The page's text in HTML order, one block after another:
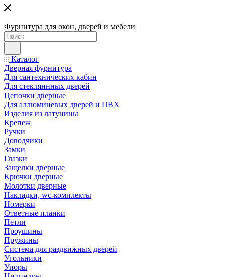
Фурнитура для окон, дверей и мебели
Каталог
Дверная фурнитура
Для сантехнических кабин
Для стекляннных дверей
Цепочки дверные
Для аллюминевых дверей и ПВХ
Изделия из латунины
Крепеж
Ручки
Доводчики
Замки
Глазки
Защелки дверные
Крючки дверные
Молотки дверные
Накладки, wc-комплекты
Номерки
Ответные планки
Петли
Проушины
Пружины
Система для раздвижных дверей
Угольники
Упоры